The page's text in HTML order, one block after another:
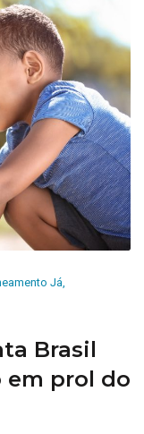
Já,
Brasil
em prol do